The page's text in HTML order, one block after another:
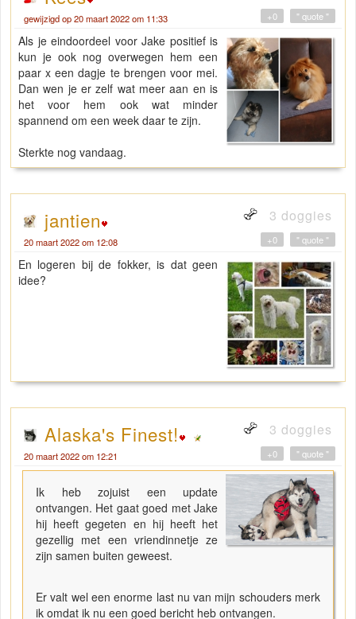
gewijzigd op 20 maart 2022 om 11:33 " quote "
+0
Als je eindoordeel voor Jake positief is
kun je ook nog overwegen hem een
paar x een dagje te brengen voor mei.
Dan wen je er zelf wat meer aan en is
het voor hem ook wat minder
spannend om een week daar te zijn.
Sterkte nog vandaag.
jantien 3 doggies
20 maart 2022 om 12:08 " quote "
+0
En logeren bij de fokker, is dat geen
idee?
Alaska's Finest! 3 doggies
20 maart 2022 om 12:21 " quote "
+0
Ik heb zojuist een update
ontvangen. Het gaat goed met Jake
hij heeft gegeten en hij heeft het
gezellig met een vriendinnetje ze
zijn samen buiten geweest.
Er valt wel een enorme last nu van mijn schouders merk
ik omdat ik nu een goed bericht heb ontvangen.